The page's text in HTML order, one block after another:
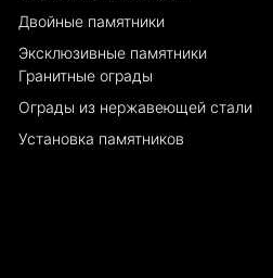
Двойные памятники
Эксклюзивные памятники
Гранитные ограды
Ограды из нержавеющей стали
Установка памятников